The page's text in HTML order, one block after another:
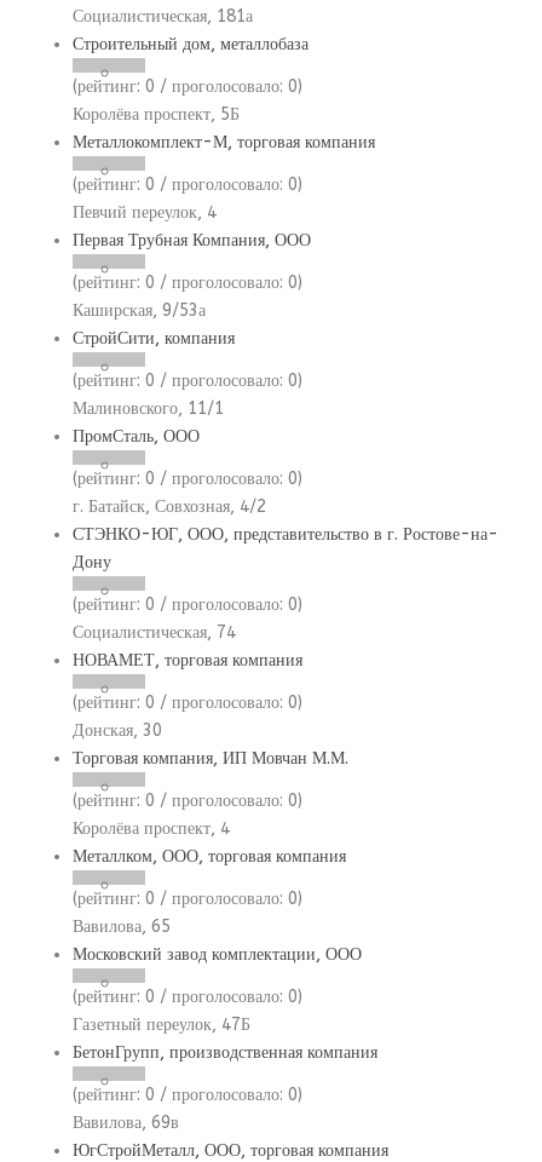
Социалистическая, 181а
Строительный дом, металлобаза
(рейтинг: 0 / проголосовало: 0)
Королёва проспект, 5Б
Металлокомплект-М, торговая компания
(рейтинг: 0 / проголосовало: 0)
Певчий переулок, 4
Первая Трубная Компания, ООО
(рейтинг: 0 / проголосовало: 0)
Каширская, 9/53а
СтройСити, компания
(рейтинг: 0 / проголосовало: 0)
Малиновского, 11/1
ПромСталь, ООО
(рейтинг: 0 / проголосовало: 0)
г. Батайск, Совхозная, 4/2
СТЭНКО-ЮГ, ООО, представительство в г. Ростове-на-
Дону
(рейтинг: 0 / проголосовало: 0)
Социалистическая, 74
НОВАМЕТ, торговая компания
(рейтинг: 0 / проголосовало: 0)
Донская, 30
Торговая компания, ИП Мовчан М.М.
(рейтинг: 0 / проголосовало: 0)
Королёва проспект, 4
Металлком, ООО, торговая компания
(рейтинг: 0 / проголосовало: 0)
Вавилова, 65
Московский завод комплектации, ООО
(рейтинг: 0 / проголосовало: 0)
Газетный переулок, 47Б
БетонГрупп, производственная компания
(рейтинг: 0 / проголосовало: 0)
Вавилова, 69в
ЮгСтройМеталл, ООО, торговая компания